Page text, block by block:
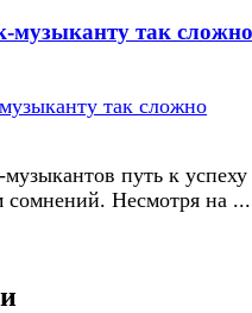
так сложно
путь к успеху
Несмотря на ...